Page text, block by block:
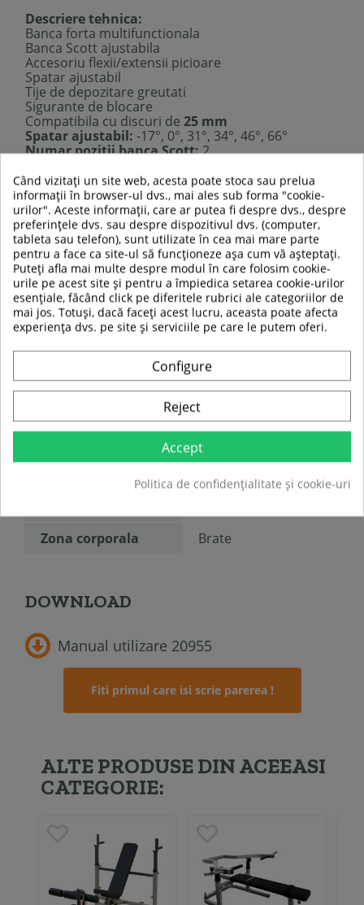
Descriere tehnica:
Banca forta multifunctionala
Banca Scott ajustabila
Accesoriu flexii/extensii picioare
Spatar ajustabil
Tije de depozitare greutati
Sigurante de blocare
Compatibila cu discuri de 25 mm
Spatar ajustabil: -17°, 0°, 31°, 34°, 46°, 66°
Numar pozitii banca Scott:2
Distanta dintre bare:70 cm
Dimensiuni spatar:74 x 30 cm
Dimensiuni scaun:37 x 30/37 cm
Dimensiuni banca Scott:30 x 33/52 cm
Dimensiuni:214 x 82 x 131 cm
Limita de greutate totala:272 kg
Limita de greutate pentru suport haltera:136
kg
Limita de greutate pentru atasament
extensii/flexii picioare:38 kg
Categorie:H (EN 957) –potrivita pentru uz casnic
TABEL DE DATE
Greutate maxima
272 kg
Zona corporala
Brate
DOWNLOAD
Manual utilizare 20955
Fiti primul care isi scrie parerea !
ALTE PRODUSE DIN ACEEASI
CATEGORIE:
Când vizitați un site web, acesta poate stoca sau prelua
informații în browser-ul dvs., mai ales sub forma "cookie-
urilor". Aceste informații, care ar putea fi despre dvs., despre
preferințele dvs. sau despre dispozitivul dvs. (computer,
tableta sau telefon), sunt utilizate în cea mai mare parte
pentru a face ca site-ul să funcționeze așa cum vă așteptați.
Puteți afla mai multe despre modul în care folosim cookie-
urile pe acest site și pentru a împiedica setarea cookie-urilor
esențiale, făcând click pe diferitele rubrici ale categoriilor de
mai jos. Totuși, dacă faceți acest lucru, aceasta poate afecta
experiența dvs. pe site și serviciile pe care le putem oferi.
Configure
Reject
Accept
Politica de confidențialitate și cookie-uri